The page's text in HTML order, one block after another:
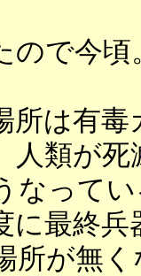
ので今
所は有
類が死
なって
に最終
所が無